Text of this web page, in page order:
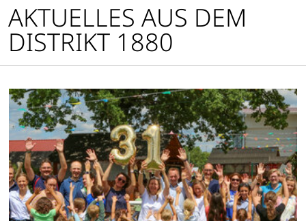
AKTUELLES AUS DEM
DISTRIKT 1880